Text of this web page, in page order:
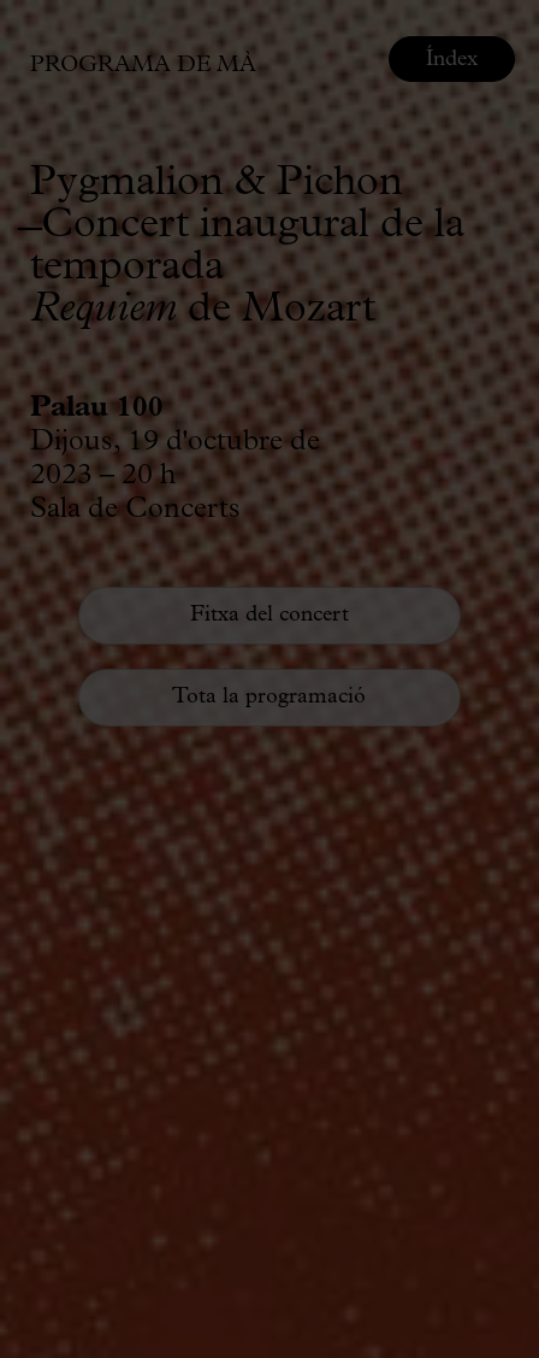
PROGRAMA DE MÀ
Pygmalion & Pichon
̶ Concert inaugural de la
temporada
Requiemde Mozart
Palau 100
Dijous, 19 d'octubre de
2023 – 20 h
Sala de Concerts
Fitxa del concert
Tota la programació
Índex